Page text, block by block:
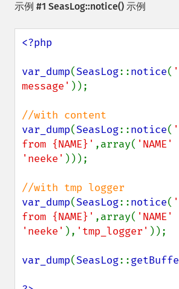
示例 #1 SeasLog::notice() 示例
<?php
var_dump(SeasLog::notice(
message' ));
var_dump(SeasLog::notice(
from {NAME}' ,array( 'NAME'
'neeke' )));
var_dump(SeasLog::notice(
from {NAME}' ,array( 'NAME'
'neeke' ), 'tmp_logger' ));
var_dump(SeasLog::